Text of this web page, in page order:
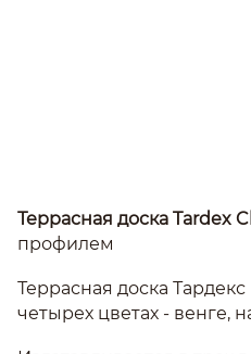
Террасная доска Tardex
профилем
Террасная доска
четырех цветах - венге,